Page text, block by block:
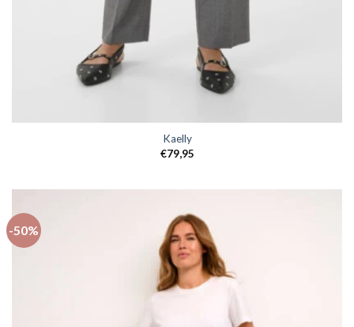
Kaelly
€79,95
-50%